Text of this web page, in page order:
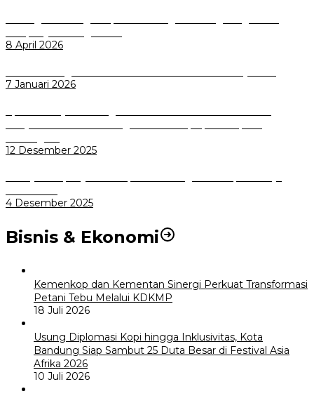
8 April 2026
7 Januari 2026
12 Desember 2025
4 Desember 2025
Bisnis & Ekonomi
Kemenkop dan Kementan Sinergi Perkuat Transformasi
Petani Tebu Melalui KDKMP
18 Juli 2026
Usung Diplomasi Kopi hingga Inklusivitas, Kota
Bandung Siap Sambut 25 Duta Besar di Festival Asia
Afrika 2026
10 Juli 2026